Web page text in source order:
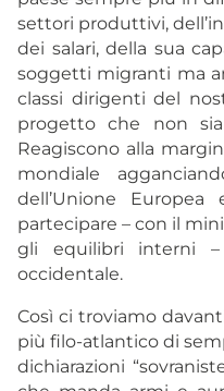
settori produttivi,
dei salari, della sua
soggetti migranti ma
classi dirigenti del
progetto che non
Reagiscono alla
mondiale
dell’Unione
partecipare – con il
gli equilibri interni
occidentale.
Così ci troviamo
più filo-atlantico di
dichiarazioni